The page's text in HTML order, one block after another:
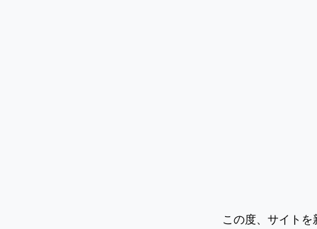
この度、サイト